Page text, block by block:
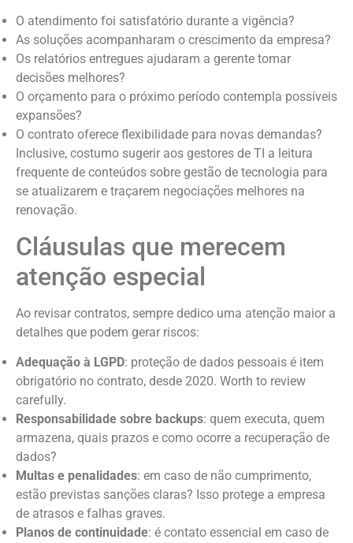
O atendimento foi satisfatório durante a vigência?
As soluções acompanharam o crescimento da empresa?
Os relatórios entregues ajudaram a gerente tomar
decisões melhores?
O orçamento para o próximo período contempla possíveis
expansões?
O contrato oferece flexibilidade para novas demandas?
Inclusive, costumo sugerir aos gestores de TI a leitura
frequente de conteúdos sobre gestão de tecnologia para
se atualizarem e traçarem negociações melhores na
renovação.
Cláusulas que merecem
atenção especial
Ao revisar contratos, sempre dedico uma atenção maior a
detalhes que podem gerar riscos:
Adequação à LGPD: proteção de dados pessoais é item
obrigatório no contrato, desde 2020. Worth to review
carefully.
Responsabilidade sobre backups: quem executa, quem
armazena, quais prazos e como ocorre a recuperação de
dados?
Multas e penalidades: em caso de não cumprimento,
estão previstas sanções claras? Isso protege a empresa
de atrasos e falhas graves.
Planos de continuidade: é contato essencial em caso de